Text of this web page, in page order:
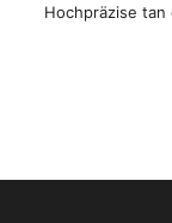
Hochpräzise